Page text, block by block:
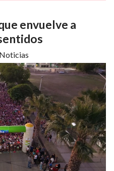
envuelve a